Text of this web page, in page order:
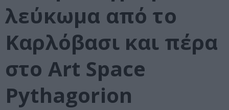
λεύκωμα από το
Καρλόβασι και πέρα
στο Art Space
Pythagorion